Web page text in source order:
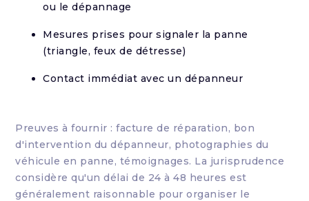
ou le dépannage
Mesures prises pour signaler la panne
(triangle, feux de détresse)
Contact immédiat avec un dépanneur
Preuves à fournir : facture de réparation, bon
d'intervention du dépanneur, photographies du
véhicule en panne, témoignages. La jurisprudence
considère qu'un délai de 24 à 48 heures est
généralement raisonnable pour organiser le